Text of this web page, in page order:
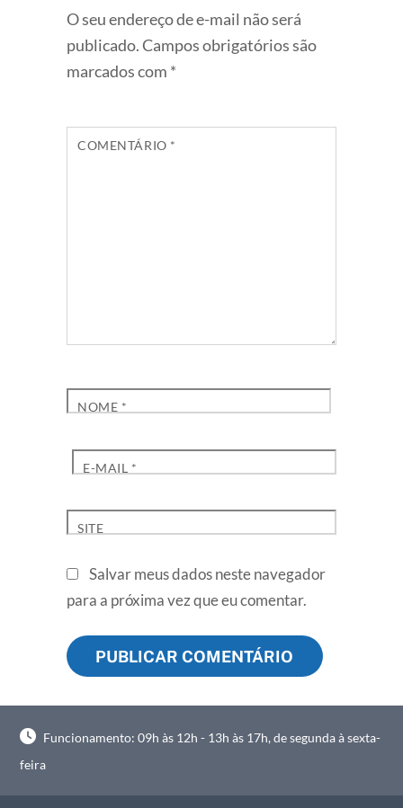
O seu endereço de e-mail não será
publicado.Campos obrigatórios são
marcados com *
COMENTÁRIO *
NOME *
E-MAIL *
SITE
Salvar meus dados neste navegador
para a próxima vez que eu comentar.
Funcionamento: 09h às 12h - 13h às 17h, de segunda à sexta-
feira